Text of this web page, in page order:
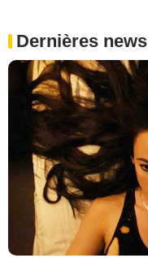
Dernières news